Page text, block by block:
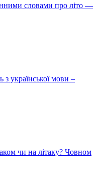
словами про літо —
української мови –
чи на літаку? Човном